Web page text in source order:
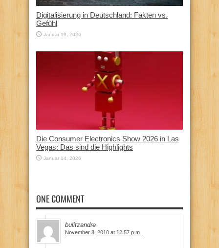
Digitalisierung in Deutschland: Fakten vs.
Gefühl
Januar 19, 2026
Die Consumer Electronics Show 2026 in Las
Vegas: Das sind die Highlights
Januar 14, 2026
ONE COMMENT
bulitzandre
November 8, 2010 at 12:57 p.m.